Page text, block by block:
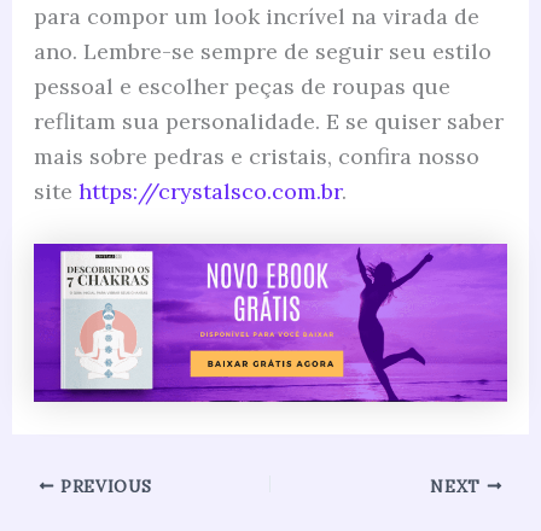
para compor um look incrível na virada de
ano. Lembre-se sempre de seguir seu estilo
pessoal e escolher peças de roupas que
reflitam sua personalidade. E se quiser saber
mais sobre pedras e cristais, confira nosso
site https://crystalsco.com.br.
PREVIOUS NEXT